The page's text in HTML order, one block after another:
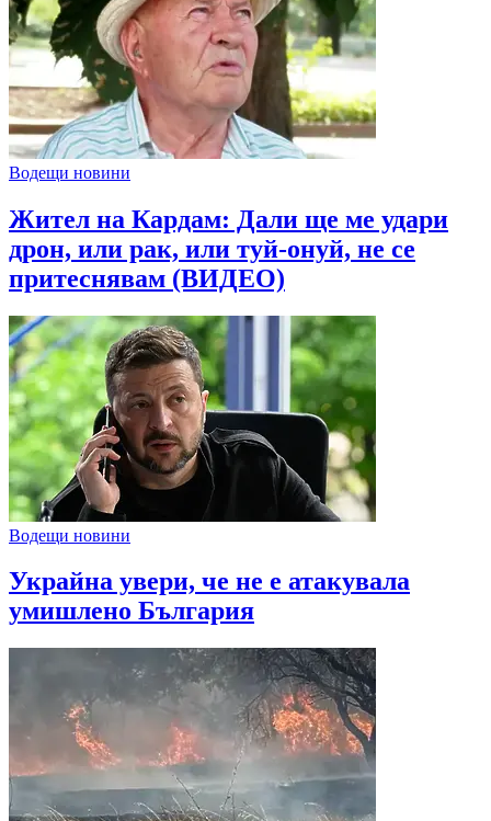
Водещи новини
Жител на Кардам: Дали ще ме удари
дрон, или рак, или туй-онуй, не се
притеснявам (ВИДЕО)
Водещи новини
Украйна увери, че не е атакувала
умишлено България